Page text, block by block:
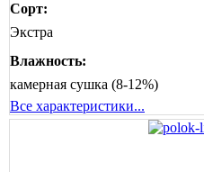
Сорт:
Экстра
Влажность:
камерная сушка (8-12%)
Все характеристики...